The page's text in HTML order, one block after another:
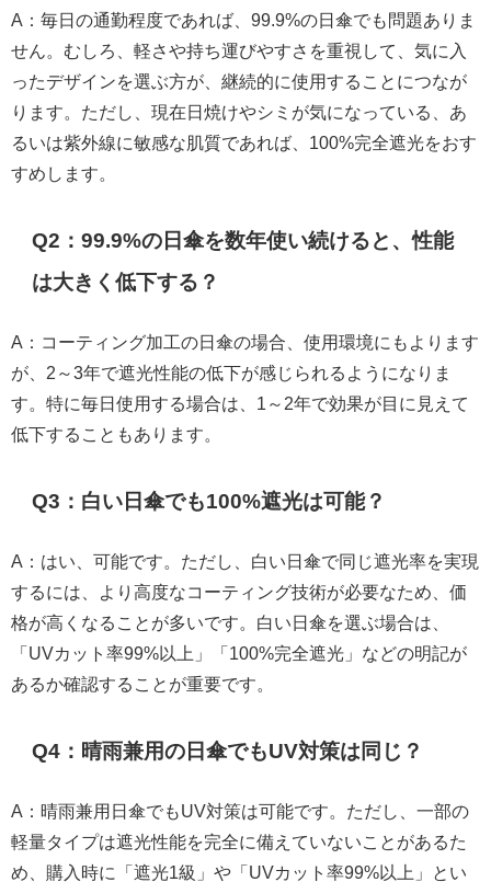
A：毎日の通勤程度であれば、99.9%の日傘でも問題ありま
せん。むしろ、軽さや持ち運びやすさを重視して、気に入
ったデザインを選ぶ方が、継続的に使用することにつなが
ります。ただし、現在日焼けやシミが気になっている、あ
るいは紫外線に敏感な肌質であれば、100%完全遮光をおす
すめします。
Q2：99.9%の日傘を数年使い続けると、性能
は大きく低下する？
A：コーティング加工の日傘の場合、使用環境にもよります
が、2～3年で遮光性能の低下が感じられるようになりま
す。特に毎日使用する場合は、1～2年で効果が目に見えて
低下することもあります。
Q3：白い日傘でも100%遮光は可能？
A：はい、可能です。ただし、白い日傘で同じ遮光率を実現
するには、より高度なコーティング技術が必要なため、価
格が高くなることが多いです。白い日傘を選ぶ場合は、
「UVカット率99%以上」「100%完全遮光」などの明記が
あるか確認することが重要です。
Q4：晴雨兼用の日傘でもUV対策は同じ？
A：晴雨兼用日傘でもUV対策は可能です。ただし、一部の
軽量タイプは遮光性能を完全に備えていないことがあるた
め、購入時に「遮光1級」や「UVカット率99%以上」とい